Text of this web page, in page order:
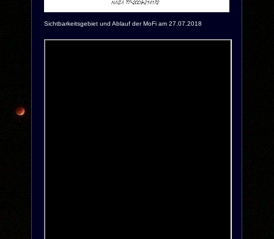
Sichtbarkeitsgebiet und Ablauf der MoFi am 27.07.2018